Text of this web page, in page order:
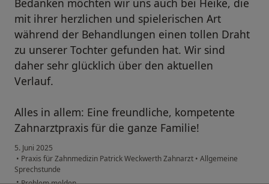
mit ihrer herzlichen und spielerischen Art
während der Behandlungen einen tollen Draht
zu unserer Tochter gefunden hat. Wir sind
daher sehr glücklich über den aktuellen
Verlauf.
Alles in allem: Eine freundliche, kompetente
Zahnarztpraxis für die ganze Familie!
5. Juni 2025
• Praxis für Zahnmedizin Patrick Weckwerth Zahnarzt • Allgemeine
Sprechstunde
•